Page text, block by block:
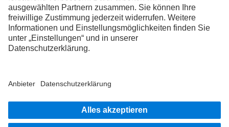
Truckern aus.
Steig ein
Impressum
Datenschutz